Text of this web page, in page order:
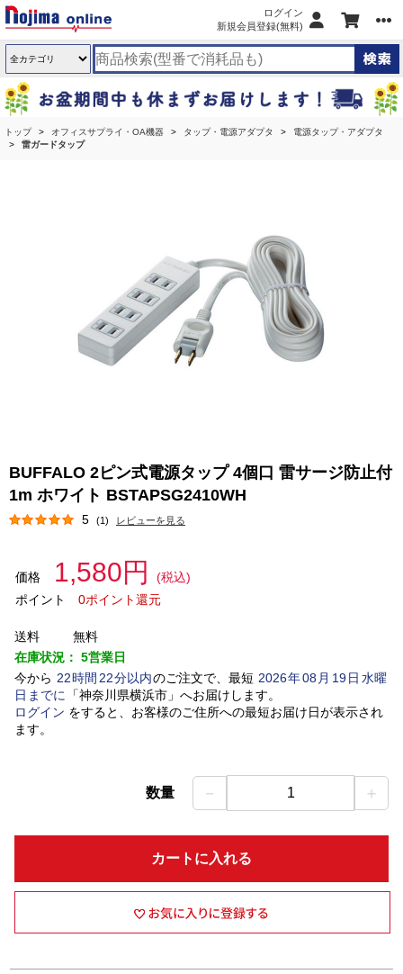
ログイン
新規会員登録(無料)
トップ オフィスサプライ・OA機器 タップ・電源アダプタ
電源タップ・アダプタ
雷ガードタップ
BUFFALO 2ピン式電源タップ 4個口 雷サージ防止付
1m ホワイト BSTAPSG2410WH
5 (1) レビューを見る
価格 1,580円
(税込)
ポイント
0ポイント還元
送料
無料
在庫状況： 5営業日
今から 22時間 22分以内のご注文で、最短 2026年08 月 19日水曜
日 までに 「神奈川県横浜市」 へお届けします。
ログイン をすると、お客様のご住所への最短お届け日が表示され
ます。
数量 － 1 ＋
カートに入れる